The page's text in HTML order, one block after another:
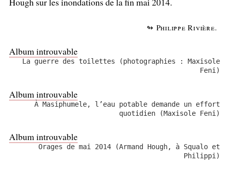
↬ Philippe Rivière.
Album introuvable
La guerre des toilettes (photographies : Maxisole
Feni)
Album introuvable
À Masiphumele, l’eau potable demande un effort
quotidien (Maxisole Feni)
Album introuvable
Orages de mai 2014 (Armand Hough, à Squalo et
Philippi)